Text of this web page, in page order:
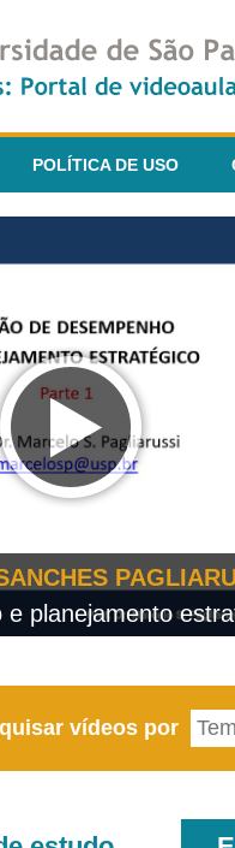
POLÍTICA DE USO
planejamento
vídeos por